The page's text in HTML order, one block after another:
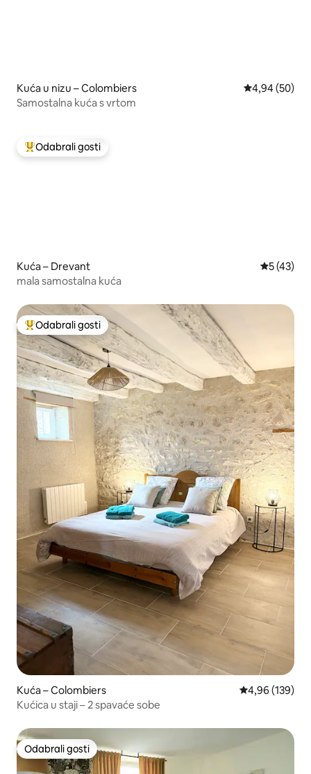
Kuća u nizu – Colombiers Prosječna
4,94 (50)
Samostalna kuća s vrtom
Među najviše rangiranima s oznakom „Odabrali gosti”
Odabrali gosti
Kuća – Drevant Prosječna
5 (43)
mala samostalna kuća
Među najviše rangiranima s oznakom „Odabrali gosti”
Odabrali gosti
Kuća – Colombiers Prosječna
4,96 (139)
Kućica u staji – 2 spavaće sobe
Odabrali gosti
Odabrali gosti